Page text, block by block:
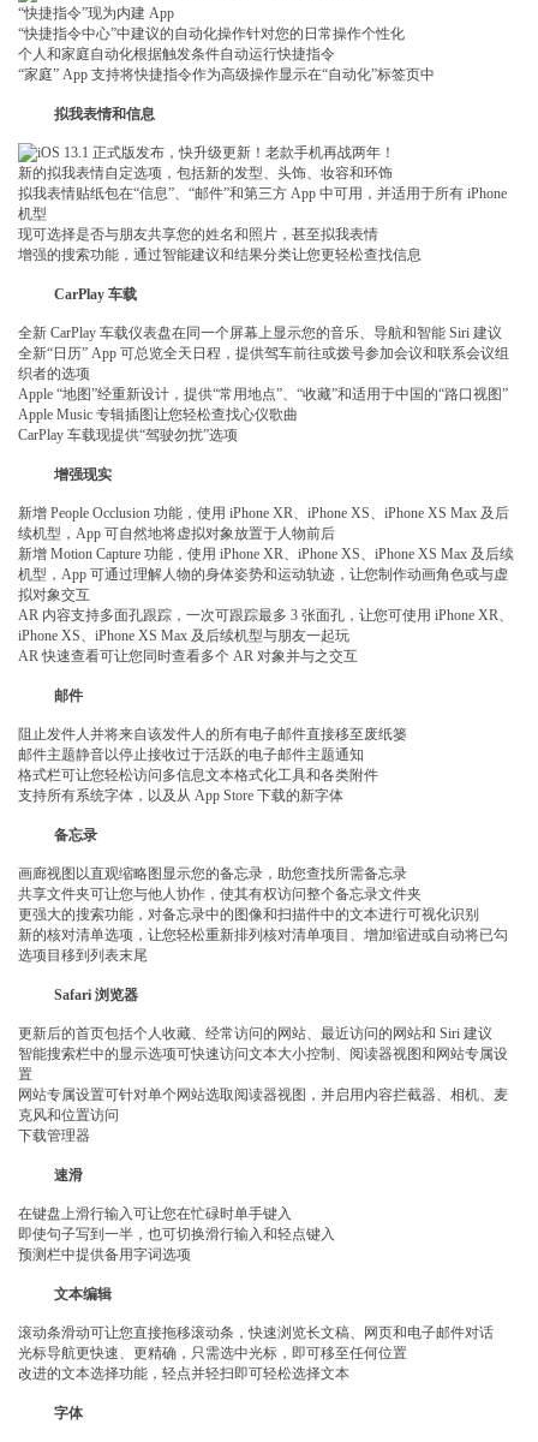
“快捷指令”现为内建 App
“快捷指令中心”中建议的自动化操作针对您的日常操作个性化
个人和家庭自动化根据触发条件自动运行快捷指令
“家庭” App 支持将快捷指令作为高级操作显示在“自动化”标签页中
拟我表情和信息
新的拟我表情自定选项，包括新的发型、头饰、妆容和环饰
拟我表情贴纸包在“信息”、“邮件”和第三方 App 中可用，并适用于所有 iPhone
机型
现可选择是否与朋友共享您的姓名和照片，甚至拟我表情
增强的搜索功能，通过智能建议和结果分类让您更轻松查找信息
CarPlay 车载
全新 CarPlay 车载仪表盘在同一个屏幕上显示您的音乐、导航和智能 Siri 建议
全新“日历” App 可总览全天日程，提供驾车前往或拨号参加会议和联系会议组
织者的选项
Apple “地图”经重新设计，提供“常用地点”、“收藏”和适用于中国的“路口视图”
Apple Music 专辑插图让您轻松查找心仪歌曲
CarPlay 车载现提供“驾驶勿扰”选项
增强现实
新增 People Occlusion 功能，使用 iPhone XR、iPhone XS、iPhone XS Max 及后
续机型，App 可自然地将虚拟对象放置于人物前后
新增 Motion Capture 功能，使用 iPhone XR、iPhone XS、iPhone XS Max 及后续
机型，App 可通过理解人物的身体姿势和运动轨迹，让您制作动画角色或与虚
拟对象交互
AR 内容支持多面孔跟踪，一次可跟踪最多 3 张面孔，让您可使用 iPhone XR、
iPhone XS、iPhone XS Max 及后续机型与朋友一起玩
AR 快速查看可让您同时查看多个 AR 对象并与之交互
邮件
阻止发件人并将来自该发件人的所有电子邮件直接移至废纸篓
邮件主题静音以停止接收过于活跃的电子邮件主题通知
格式栏可让您轻松访问多信息文本格式化工具和各类附件
支持所有系统字体，以及从 App Store 下载的新字体
备忘录
画廊视图以直观缩略图显示您的备忘录，助您查找所需备忘录
共享文件夹可让您与他人协作，使其有权访问整个备忘录文件夹
更强大的搜索功能，对备忘录中的图像和扫描件中的文本进行可视化识别
新的核对清单选项，让您轻松重新排列核对清单项目、增加缩进或自动将已勾
选项目移到列表末尾
Safari 浏览器
更新后的首页包括个人收藏、经常访问的网站、最近访问的网站和 Siri 建议
智能搜索栏中的显示选项可快速访问文本大小控制、阅读器视图和网站专属设
置
网站专属设置可针对单个网站选取阅读器视图，并启用内容拦截器、相机、麦
克风和位置访问
下载管理器
速滑
在键盘上滑行输入可让您在忙碌时单手键入
即使句子写到一半，也可切换滑行输入和轻点键入
预测栏中提供备用字词选项
文本编辑
滚动条滑动可让您直接拖移滚动条，快速浏览长文稿、网页和电子邮件对话
光标导航更快速、更精确，只需选中光标，即可移至任何位置
改进的文本选择功能，轻点并轻扫即可轻松选择文本
字体